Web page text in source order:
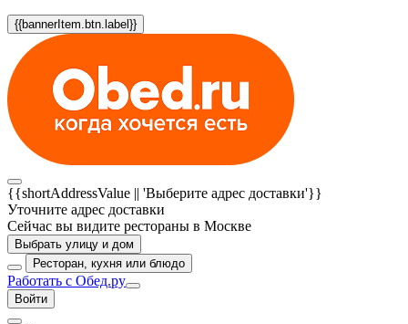
{{bannerItem.btn.label}}
{{shortAddressValue || 'Выберите адрес доставки'}}
Уточните адрес доставки
Сейчас вы видите рестораны в Москве
Выбрать улицу и дом
Ресторан, кухня или блюдо
Работать с Обед.ру
Войти